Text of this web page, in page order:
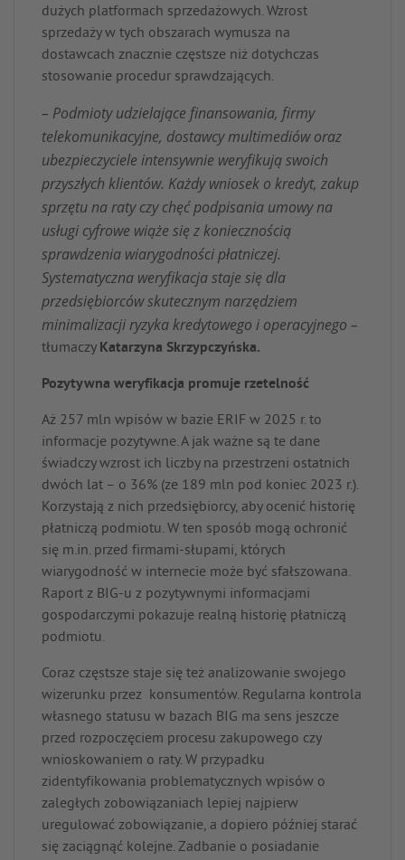
dużych platformach sprzedażowych. Wzrost
sprzedaży w tych obszarach wymusza na
dostawcach znacznie częstsze niż dotychczas
stosowanie procedur sprawdzających.
– Podmioty udzielające finansowania, firmy
telekomunikacyjne, dostawcy multimediów oraz
ubezpieczyciele intensywnie weryfikują swoich
przyszłych klientów. Każdy wniosek o kredyt, zakup
sprzętu na raty czy chęć podpisania umowy na
usługi cyfrowe wiąże się z koniecznością
sprawdzenia wiarygodności płatniczej.
Systematyczna weryfikacja staje się dla
przedsiębiorców skutecznym narzędziem
minimalizacji ryzyka kredytowego i operacyjnego –
tłumaczy Katarzyna Skrzypczyńska.
Pozytywna weryfikacja promuje rzetelność
Aż 257 mln wpisów w bazie ERIF w 2025 r. to
informacje pozytywne. A jak ważne są te dane
świadczy wzrost ich liczby na przestrzeni ostatnich
dwóch lat – o 36% (ze 189 mln pod koniec 2023 r.).
Korzystają z nich przedsiębiorcy, aby ocenić historię
płatniczą podmiotu. W ten sposób mogą ochronić
się m.in. przed firmami-słupami, których
wiarygodność w internecie może być sfałszowana.
Raport z BIG-u z pozytywnymi informacjami
gospodarczymi pokazuje realną historię płatniczą
podmiotu.
Coraz częstsze staje się też analizowanie swojego
wizerunku przez konsumentów. Regularna kontrola
własnego statusu w bazach BIG ma sens jeszcze
przed rozpoczęciem procesu zakupowego czy
wnioskowaniem o raty. W przypadku
zidentyfikowania problematycznych wpisów o
zaległych zobowiązaniach lepiej najpierw
uregulować zobowiązanie, a dopiero później starać
się zaciągnąć kolejne. Zadbanie o posiadanie